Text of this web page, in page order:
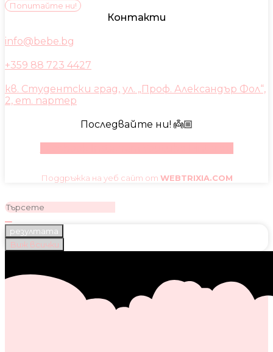
Попитайте ни!
Контакти
info@bebe.bg
+359 88 723 4427
кв. Студентски град, ул. „Проф. Александър Фол“,
2, ет. партер
Последвайте ни! 👼🏼
Поддръжка на уеб сайт от WEBTRIXIA.COM
резултата
Виж всички